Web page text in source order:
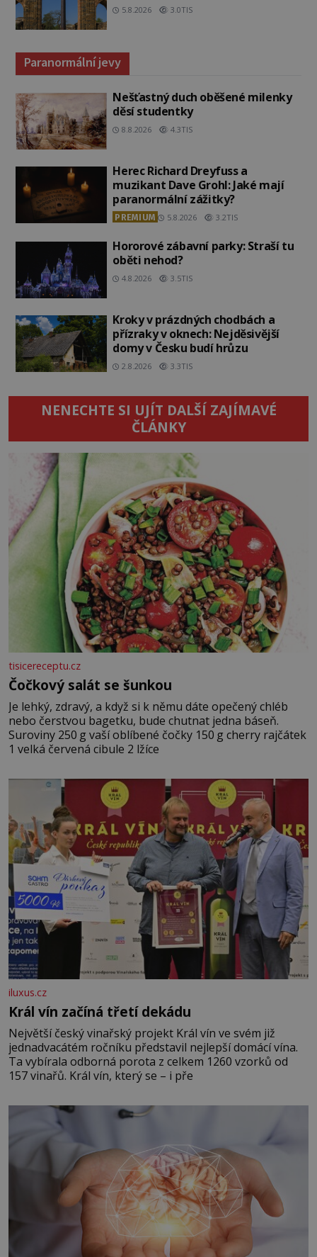
5.8.2026 3.0TIS
Paranormální jevy
Nešťastný duch oběšené milenky
děsí studentky
8.8.2026 4.3TIS
Herec Richard Dreyfuss a
muzikant Dave Grohl: Jaké mají
paranormální zážitky?
PREMIUM 5.8.2026 3.2TIS
Hororové zábavní parky: Straší tu
oběti nehod?
4.8.2026 3.5TIS
Kroky v prázdných chodbách a
přízraky v oknech: Nejděsivější
domy v Česku budí hrůzu
2.8.2026 3.3TIS
NENECHTE SI UJÍT DALŠÍ ZAJÍMAVÉ
ČLÁNKY
tisicereceptu.cz
Čočkový salát se šunkou
Je lehký, zdravý, a když si k němu dáte opečený chléb
nebo čerstvou bagetku, bude chutnat jedna báseň.
Suroviny 250 g vaší oblíbené čočky 150 g cherry rajčátek
1 velká červená cibule 2 lžíce
iluxus.cz
Král vín začíná třetí dekádu
Největší český vinařský projekt Král vín ve svém již
jednadvacátém ročníku představil nejlepší domácí vína.
Ta vybírala odborná porota z celkem 1260 vzorků od
157 vinařů. Král vín, který se – i pře